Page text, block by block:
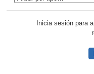
Inicia sesión para